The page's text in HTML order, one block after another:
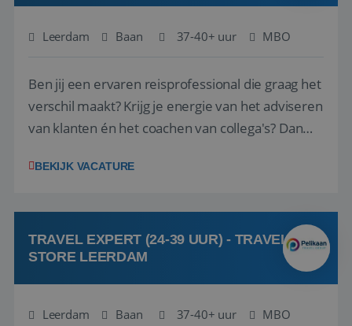
Leerdam Baan 37-40+ uur MBO
Ben jij een ervaren reisprofessional die graag het
verschil maakt? Krijg je energie van het adviseren
van klanten én het coachen van collega's? Dan
(onderdeel van Pelikaan Travel Group) zoeken
team het reisbureau verder...
BEKIJK VACATURE
TRAVEL EXPERT (24-39 UUR) - TRAVEL
STORE LEERDAM
Leerdam Baan 37-40+ uur MBO